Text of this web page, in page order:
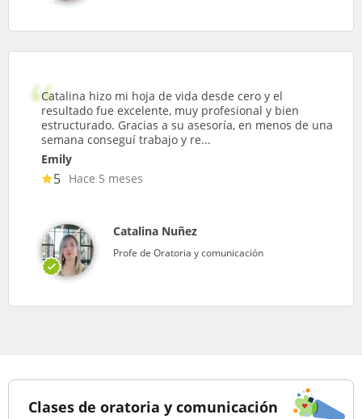
Catalina hizo mi hoja de vida desde cero y el
resultado fue excelente, muy profesional y bien
estructurado. Gracias a su asesoría, en menos de una
semana conseguí trabajo y re...
Emily
5 Hace 5 meses
Catalina Nuñez
Profe de Oratoria y comunicación
Clases de oratoria y comunicación